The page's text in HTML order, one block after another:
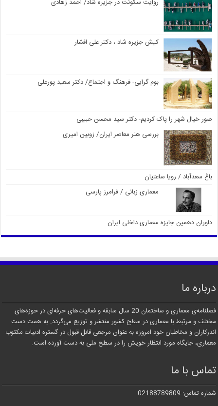
روایت سکونت در جزیره شاد/ احمد زهادی
کیش جزیره شاد ، دکتر علی افشار
بوم گرایی- فرهنگ و اجتماع/ دکتر سعید پورعلی
صور خیال شهر را پاک کردیم- دکتر سید محسن حبیبی
بررسی هنر معاصر ایران/ زوبین امیری
باغ سعدآباد / رویا ساعتیان
معماری زبانی / فرامرز پارسی
داوران دهمین جایزه معماری داخلی ایران
درباره ما
فصلنامه‌ی معماری و ساختمان 20 سال سابقه و فعالیت‌های حرفه‌ای در حوزه‌های
مختلف و مرتبط با معماری در سطح کشور منتشر و توزیع می‌گردد. به همت دست
اندرکاران و مخاطبان خود امروزه به عنوان مرجعی قابل قبول در گستره ادبیات مکتوب
معماری، جایگاه مورد انتظار خویش را در سطح ملی به دست آورده است.
تماس با ما
شماره تماس: 02188789809